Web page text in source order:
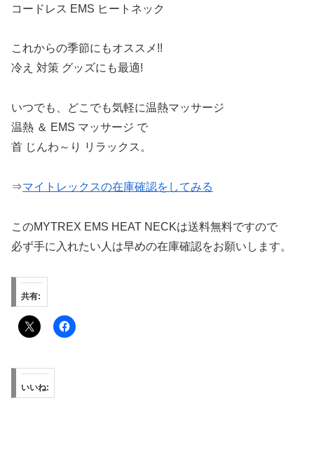
コードレス EMS ヒートネック
これからの季節にもオススメ!!
冷え 対策 グッズにも最適!
いつでも、どこでも気軽に温熱マッサージ
温熱 ＆ EMS マッサージ で
首 じんわ～り リラックス。
⇒マイトレックスの在庫確認をしてみる
このMYTREX EMS HEAT NECKは送料無料ですので
必ず手に入れたい人は早めの在庫確認をお願いします。
共有:
いいね: